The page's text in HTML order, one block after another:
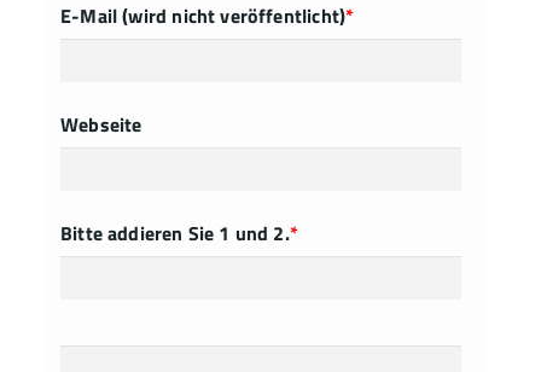
E-Mail (wird nicht veröffentlicht)*
Webseite
Bitte addieren Sie 1 und 2.*